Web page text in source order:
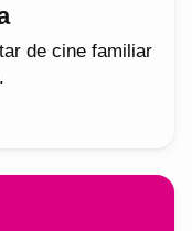
de cine familiar